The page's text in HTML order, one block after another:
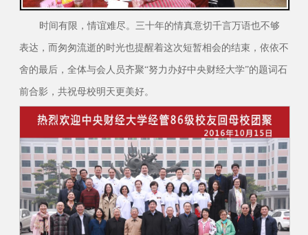
时间有限，情谊难尽。三十年的情真意切千言万语也不够
表达，而匆匆流逝的时光也提醒着这次短暂相会的结束，依依不
舍的最后，全体与会人员齐聚“努力办好中央财经大学”的题词石
前合影，共祝母校明天更美好。